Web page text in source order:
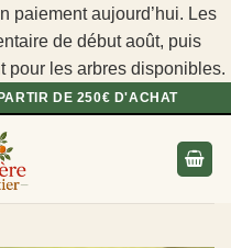
paiement aujourd’hui. Les
de début août, puis
pour les arbres disponibles.
DE 250€ D'ACHAT